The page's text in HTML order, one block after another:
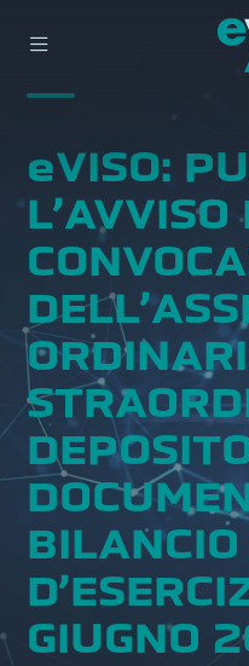
eVISO:
L’AVVISO
BILANCIO
GIUGNO